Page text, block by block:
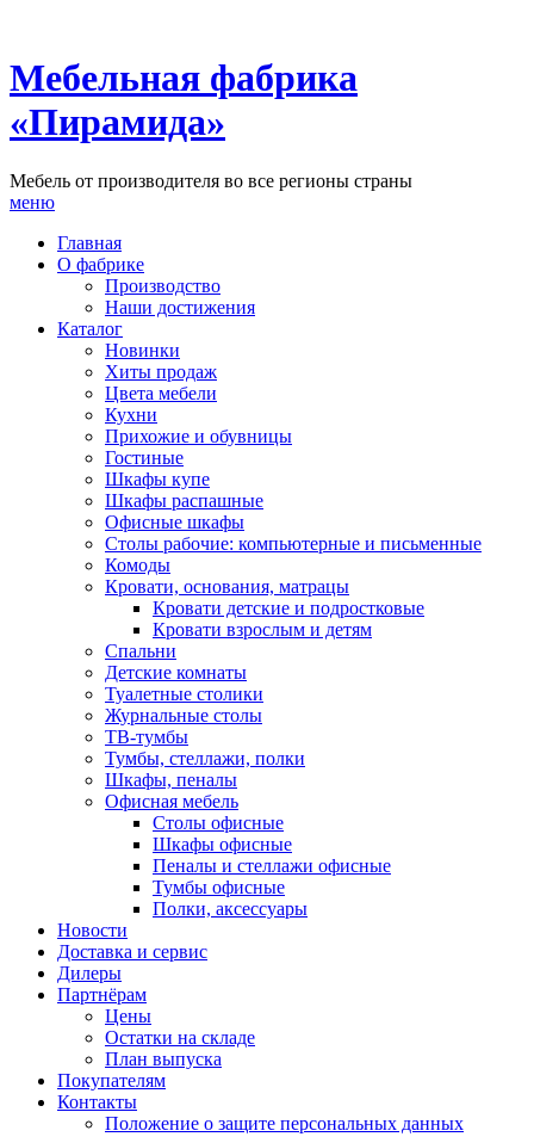
Мебельная фабрика
«Пирамида»
Мебель от производителя во все регионы страны
меню
Главная
О фабрике
Производство
Наши достижения
Каталог
Новинки
Хиты продаж
Цвета мебели
Кухни
Прихожие и обувницы
Гостиные
Шкафы купе
Шкафы распашные
Офисные шкафы
Столы рабочие: компьютерные и письменные
Комоды
Кровати, основания, матрацы
Кровати детские и подростковые
Кровати взрослым и детям
Спальни
Детские комнаты
Туалетные столики
Журнальные столы
ТВ-тумбы
Тумбы, стеллажи, полки
Шкафы, пеналы
Офисная мебель
Столы офисные
Шкафы офисные
Пеналы и стеллажи офисные
Тумбы офисные
Полки, аксессуары
Новости
Доставка и сервис
Дилеры
Партнёрам
Цены
Остатки на складе
План выпуска
Покупателям
Контакты
Положение о защите персональных данных